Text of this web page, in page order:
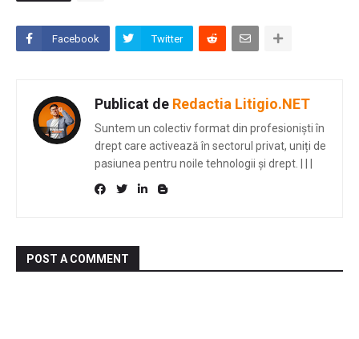
Facebook Twitter
Publicat de Redactia Litigio.NET
Suntem un colectiv format din profesioniști în
drept care activează în sectorul privat, uniți de
pasiunea pentru noile tehnologii și drept. | | |
POST A COMMENT